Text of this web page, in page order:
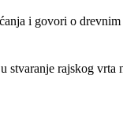
i govori o
rajskog